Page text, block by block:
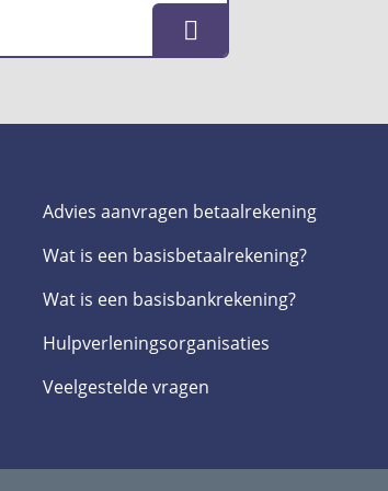
Advies aanvragen betaalrekening
Wat is een basis­betaalrekening?
Wat is een basis­bankrekening?
Hulpverlenings­organisaties
Veelgestelde­ vragen